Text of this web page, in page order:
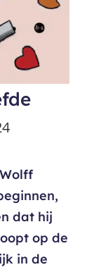
dat hij
op de
in de